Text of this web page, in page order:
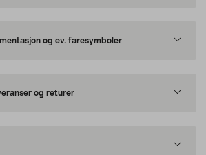
og ev. faresymboler
og returer